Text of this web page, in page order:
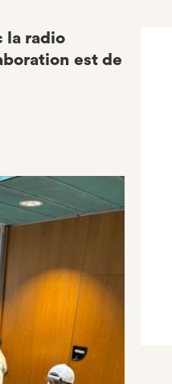
la radio
est de